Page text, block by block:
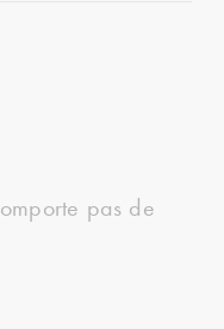
pas de